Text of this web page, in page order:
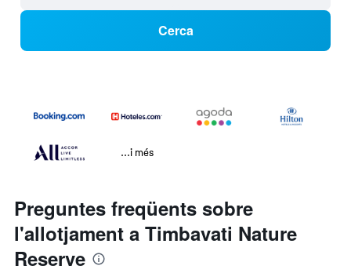
Cerca
...i més
Preguntes freqüents sobre
l'allotjament a Timbavati Nature
Reserve